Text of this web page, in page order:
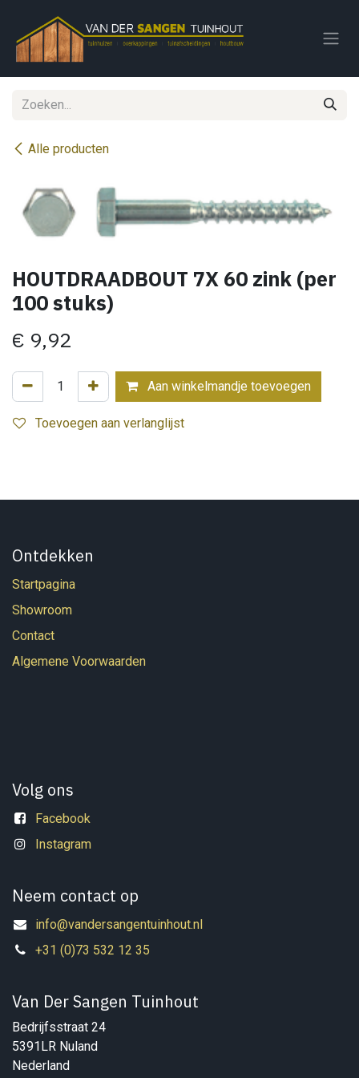
Alle producten
HOUTDRAADBOUT 7X 60 zink (per
100 stuks)
€ 9,92
Aan winkelmandje toevoegen
Toevoegen aan verlanglijst
Ontdekken
Startpagina
Showroom
Contact
Algemene Voorwaarden
Volg ons
Facebook
Instagram
Neem contact op
info@vandersangentuinhout.nl
+31 (0)73 532 12 35
Van Der Sangen Tuinhout
Bedrijfsstraat 24
5391LR Nuland
Nederland